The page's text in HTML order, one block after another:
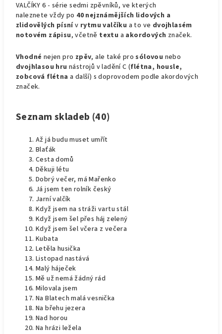
VALČÍKY 6 - série sedmi zpěvníků, ve kterých
naleznete vždy po 40 nejznámějších lidových a
zlidovělých písnív rytmu valčíku a to ve dvojhlasém
notovém zápisu, včetně textu a akordových značek.
Vhodné nejen pro zpěv, ale také prosólovou nebo
dvojhlasou hru nástrojů v ladění C (flétna, housle,
zobcová flétna a další) s doprovodem podle akordových
značek.
Seznam skladeb (40)
Až já budu muset umřít
Blaťák
Cesta domů
Děkuji létu
Dobrý večer, má Mařenko
Já jsem ten rolník český
Jarní valčík
Když jsem na stráži vartu stál
Když jsem šel přes háj zelený
Když jsem šel včera z večera
Kubata
Letěla husička
Listopad nastává
Malý háječek
Mě už nemá žádný rád
Milovala jsem
Na Blatech malá vesnička
Na břehu jezera
Nad horou
Na hrázi ležela